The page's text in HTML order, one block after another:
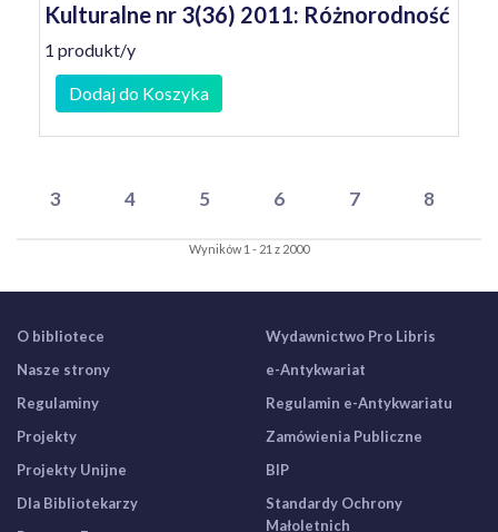
Kulturalne nr 3(36) 2011: Różnorodność
1 produkt/y
Dodaj do Koszyka
3 4 5 6 7 8
Wyników 1 - 21 z 2000
O bibliotece
Nasze strony
Regulaminy
Projekty
Projekty Unijne
Dla Bibliotekarzy
Wydawnictwo Pro Libris
e-Antykwariat
Regulamin e-Antykwariatu
Zamówienia Publiczne
BIP
Standardy Ochrony
Małoletnich